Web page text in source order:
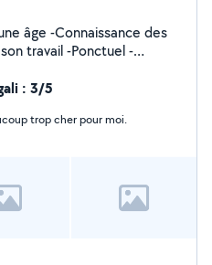
des
de rosier-taille de
des goutiere- applications
taille haie perche-
Merci de
: 3/5
trop cher pour moi.